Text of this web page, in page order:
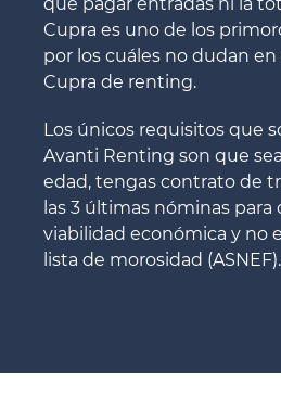
que pagar entradas ni la
Cupra es uno de los
por los cuáles no dudan
Cupra de renting.
Los únicos requisitos que
Avanti Renting son que
edad, tengas contrato de
las 3 últimas nóminas para
viabilidad económica y no
lista de morosidad (ASNEF).